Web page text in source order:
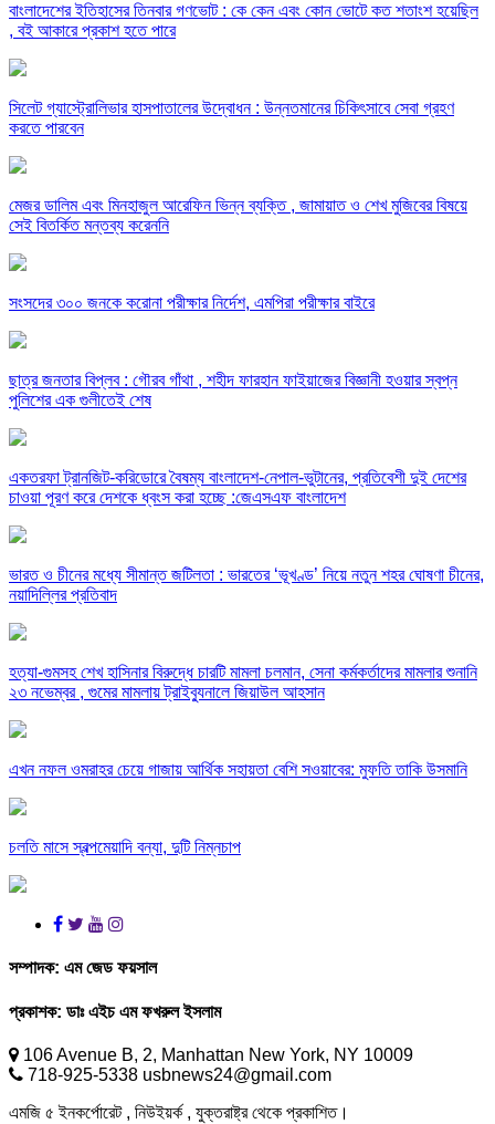
বাংলাদেশের ইতিহাসের তিনবার গণভোট : কে কেন এবং কোন ভোটে কত শতাংশ হয়েছিল
, বই আকারে প্রকাশ হতে পারে
সিলেট গ্যাস্ট্রোলিভার হাসপাতালের উদ্বোধন : উন্নতমানের চিকিৎসাবে সেবা গ্রহণ
করতে পারবেন
মেজর ডালিম এবং মিনহাজুল আরেফিন ভিন্ন ব্যক্তি , জামায়াত ও শেখ মুজিবের বিষয়ে
সেই বিতর্কিত মন্তব্য করেননি
সংসদের ৩০০ জনকে করোনা পরীক্ষার নির্দেশ, এমপিরা পরীক্ষার বাইরে
ছাত্র জনতার বিপ্লব : গৌরব গাঁথা , শহীদ ফারহান ফাইয়াজের বিজ্ঞানী হওয়ার স্বপ্ন
পুলিশের এক গুলীতেই শেষ
একতরফা ট্রানজিট-করিডোরে বৈষম্য বাংলাদেশ-নেপাল-ভুটানের, প্রতিবেশী দুই দেশের
চাওয়া পূরণ করে দেশকে ধ্বংস করা হচ্ছে :জেএসএফ বাংলাদেশ
ভারত ও চীনের মধ্যে সীমান্ত জটিলতা : ভারতের ‘ভূখণ্ড’ নিয়ে নতুন শহর ঘোষণা চীনের,
নয়াদিল্লির প্রতিবাদ
হত্যা-গুমসহ শেখ হাসিনার বিরুদ্ধে চারটি মামলা চলমান, সেনা কর্মকর্তাদের মামলার শুনানি
২৩ নভেম্বর , গুমের মামলায় ট্রাইব্যুনালে জিয়াউল আহসান
এখন নফল ওমরাহর চেয়ে গাজায় আর্থিক সহায়তা বেশি সওয়াবের: মুফতি তাকি উসমানি
চলতি মাসে স্বল্পমেয়াদি বন্যা, দুটি নিম্নচাপ
সম্পাদক: এম জেড ফয়সাল
প্রকাশক: ডাঃ এইচ এম ফখরুল ইসলাম
106 Avenue B, 2, Manhattan New York, NY 10009
718-925-5338 usbnews24@gmail.com
এমজি ৫ ইনকর্পোরেট , নিউইয়র্ক , যুক্তরাষ্ট্র থেকে প্রকাশিত।